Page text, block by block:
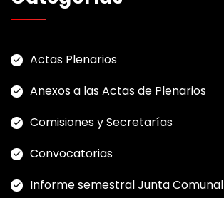
Actas Plenarios
Anexos a las Actas de Plenarios
Comisiones y Secretarías
Convocatorias
Informe semestral Junta Comunal